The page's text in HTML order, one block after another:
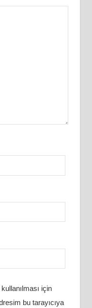
için
bu tarayıcıya